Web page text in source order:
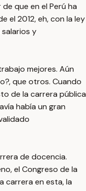
que en el Perú ha
el 2012, eh, con la ley
y
mejores. Aún
que otros. Cuando
de la carrera pública
había un gran
de docencia.
el Congreso de la
carrera en esta, la